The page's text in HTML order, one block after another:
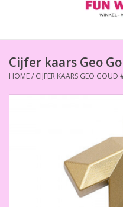
Decoreer Gereedschap
Cijfer kaars Geo
HOME/ CIJFER KAARS GEO GOUD